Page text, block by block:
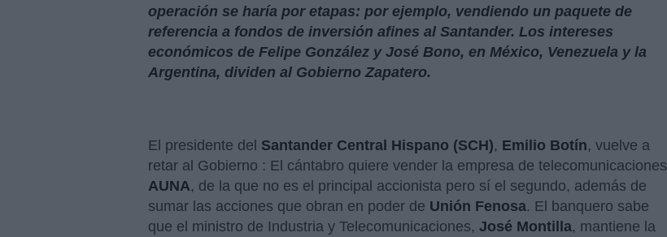
operación se haría por etapas: por ejemplo, vendiendo un paquete de
referencia a fondos de inversión afines al Santander. Los intereses
económicos de Felipe González y José Bono, en México, Venezuela y la
Argentina, dividen al Gobierno Zapatero.
El presidente del Santander Central Hispano (SCH), Emilio Botín, vuelve a
retar al Gobierno : El cántabro quiere vender la empresa de telecomunicaciones
AUNA, de la que no es el principal accionista pero sí el segundo, además de
sumar las acciones que obran en poder de Unión Fenosa. El banquero sabe
que el ministro de Industria y Telecomunicaciones, José Montilla, mantiene la